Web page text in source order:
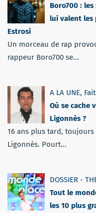
Boro700 :
lui valent les
Estrosi
Un morceau de rap
rappeur Boro700 se...
A LA UNE,
Où se cache
Ligonnès ?
16 ans plus tard,
Ligonnès. Pourt...
DOSSIER -
Tout le
les 10 plus